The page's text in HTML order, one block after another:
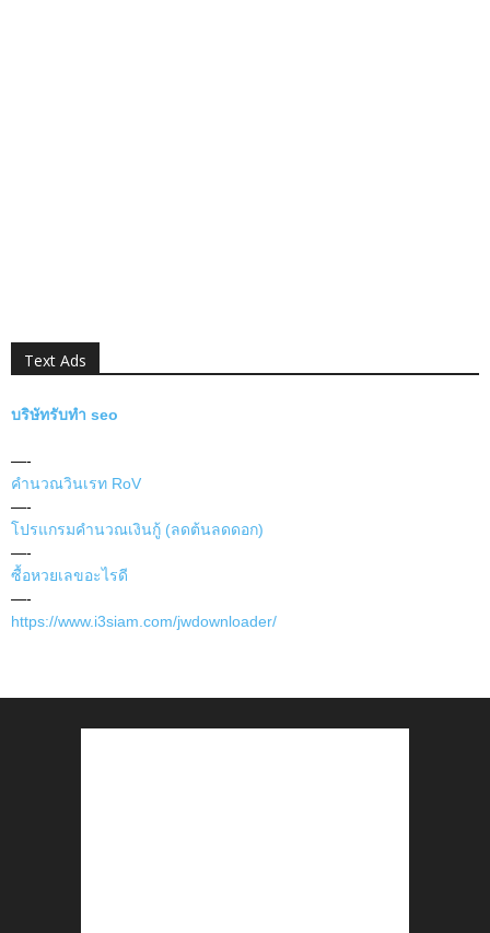
Text Ads
บริษัทรับทำ seo
—-
คำนวณวินเรท RoV
—-
โปรแกรมคำนวณเงินกู้ (ลดต้นลดดอก)
—-
ซื้อหวยเลขอะไรดี
—-
https://www.i3siam.com/jwdownloader/